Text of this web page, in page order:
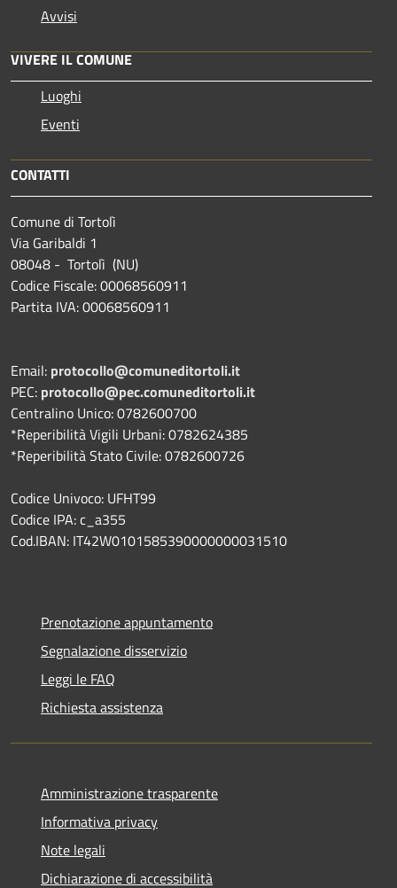
Avvisi
VIVERE IL COMUNE
Luoghi
Eventi
CONTATTI
Comune di Tortolì
Via Garibaldi 1
08048 - Tortolì (NU)
Codice Fiscale: 00068560911
Partita IVA: 00068560911
Email: protocollo@comuneditortoli.it
PEC: protocollo@pec.comuneditortoli.it
Centralino Unico: 0782600700
*Reperibilità Vigili Urbani: 0782624385
*Reperibilità Stato Civile: 0782600726
Codice Univoco: UFHT99
Codice IPA: c_a355
Cod.IBAN: IT42W0101585390000000031510
Prenotazione appuntamento
Segnalazione disservizio
Leggi le FAQ
Richiesta assistenza
Amministrazione trasparente
Informativa privacy
Note legali
Dichiarazione di accessibilità